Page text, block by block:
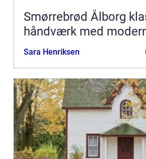
Smørrebrød Ålborg klassisk
håndværk med
Sara Henriksen